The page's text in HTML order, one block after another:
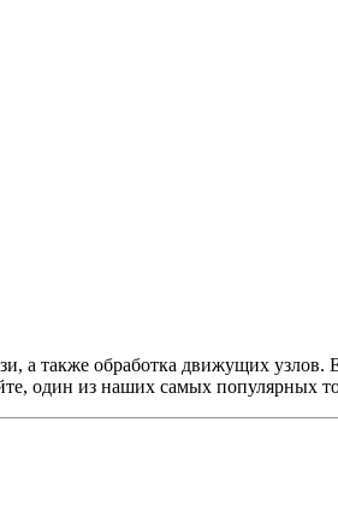
а также обработка движущих узлов.
один из наших самых популярных